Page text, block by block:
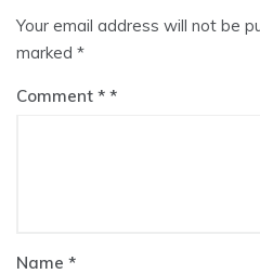
Your email address will not be
marked *
Comment *
Name *